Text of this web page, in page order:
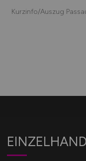
Kurzinfo/Auszug